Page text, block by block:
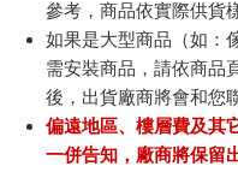
參考，商品依實際供貨
如果是大型商品（如：
需安裝商品，請依商品
後，出貨廠商將會和您
偏遠地區、樓層費及其
一併告知，廠商將保留